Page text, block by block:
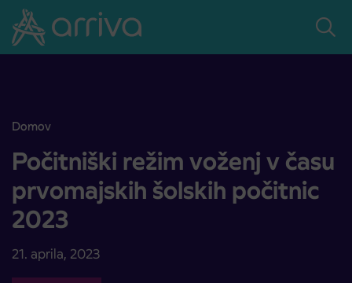
Skoči na vsebino
Domov
Počitniški režim voženj v času prvomajskih šolskih počitnic 2023
Počitniški režim voženj v času
prvomajskih šolskih počitnic
2023
21. aprila, 2023